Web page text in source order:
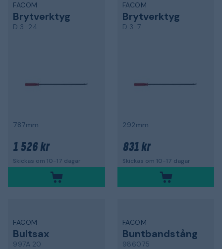
FACOM
Brytverktyg
D.3-24
787mm
1 526 kr
Skickas om 10-17 dagar
FACOM
Brytverktyg
D.3-7
292mm
831 kr
Skickas om 10-17 dagar
FACOM
Bultsax
997A.20
FACOM
Buntbandstång
986075